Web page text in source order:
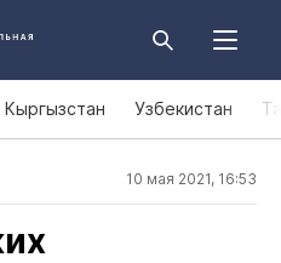
Кыргызстан Узбекистан
10 мая 2021, 16:53